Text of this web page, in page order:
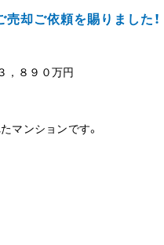
却ご依頼を賜りました！
，８９０万円
マンションです。